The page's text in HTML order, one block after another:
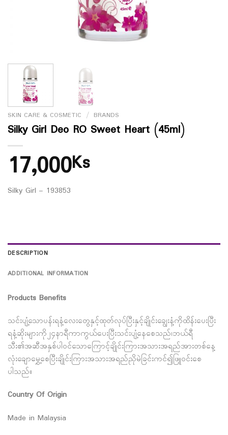
SKIN CARE & COSMETIC / BRANDS
Silky Girl Deo RO Sweet Heart (45ml)
17,000Ks
Silky Girl – 193853
DESCRIPTION
ADDITIONAL INFORMATION
Products Benefits
သင်းပျံ့သောပန်းရနံ့လေးတွေနှင့်ထုတ်လုပ်ပြီးနှင့်ချိုင်းချွေးနံ့ကိုထိန်းပေးပြီး
ရနံ့ဆိုးများကို၂၄နာရီကာကွယ်ပေးပြီးသင်းပျံ့နေစေသည်၊ဘယ်ရီ
သီး၏အဆီအနှစ်ပါဝင်သောကြောင့်ချိုင်းကြားအသားအရည်အားတစ်နေ့
လုံးချောမွှေ့စေပြီးချိုင်းကြားအသားအရည်ညိုမဲခြင်းကင်၍ဖြူဝင်းစေ
ပါသည်။
Country Of Origin
Made in Malaysia